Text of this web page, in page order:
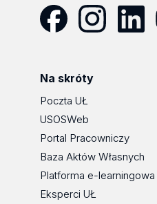
Na skróty
Poczta UŁ
USOSWeb
Portal Pracowniczy
Baza Aktów Własnych
Platforma e-
Eksperci UŁ